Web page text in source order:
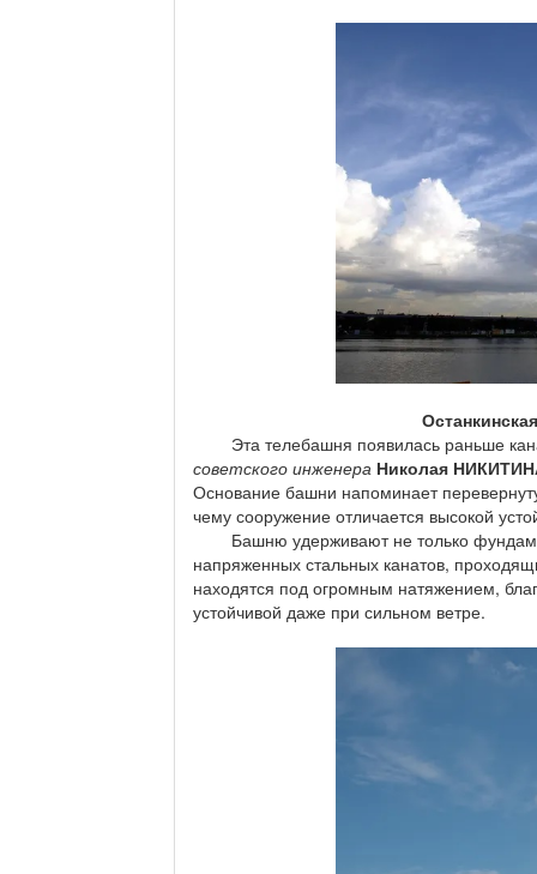
Эта телебашня появилась раньше
советского инженера Николая
Основание башни напоминает
чему сооружение отличается высокой
Башню удерживают не только
напряженных стальных канатов,
находятся под огромным натяжением,
устойчивой даже при сильном ветре.